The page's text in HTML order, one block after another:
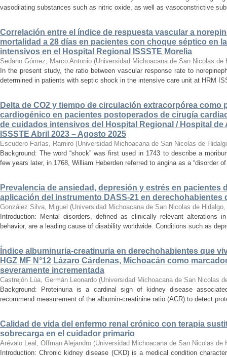
vasodilating substances such as nitric oxide, as well as vasoconstrictive
Correlación entre el índice de respuesta vascular a
mortalidad a 28 días en pacientes con choque séptico en
intensivos en el Hospital Regional ISSSTE Morelia
Sedano Gómez, Marco Antonio (Universidad Michoacana de San Nicolas de
In the present study, the ratio between vascular response rate to
determined in patients with septic shock in the intensive care unit at HRM
Delta de CO2 y tiempo de circulación extracorpórea como
cardiogénico en pacientes postoperados de cirugía
de cuidados intensivos del Hospital Regional / Hospital de
ISSSTE Abril 2023 – Agosto 2025
Escudero Farías, Ramiro (Universidad Michoacana de San Nicolas de
Background: The word “shock” was first used in 1743 to describe a
few years later, in 1768, William Heberden referred to angina as a “disorder
Prevalencia de ansiedad, depresión y estrés en pacientes
aplicación del instrumento DASS-21 en derechohabientes
González Silva, Miguel (Universidad Michoacana de San Nicolas de Hidalgo,
Introduction: Mental disorders, defined as clinically relevant alterations
behavior, are a leading cause of disability worldwide. Conditions such as
Índice albuminuria-creatinuria en derechohabientes que
HGZ MF N°12 Lázaro Cárdenas, Michoacán como
severamente incrementada
Castrejón Lúa, Germán Leonardo (Universidad Michoacana de San Nicolas
Background: Proteinuria is a cardinal sign of kidney disease
recommend measurement of the albumin-creatinine ratio (ACR) to detect
Calidad de vida del enfermo renal crónico con terapia
sobrecarga en el cuidador primario
Arévalo Leal, Offman Alejandro (Universidad Michoacana de San Nicolas de
Introduction: Chronic kidney disease (CKD) is a medical condition